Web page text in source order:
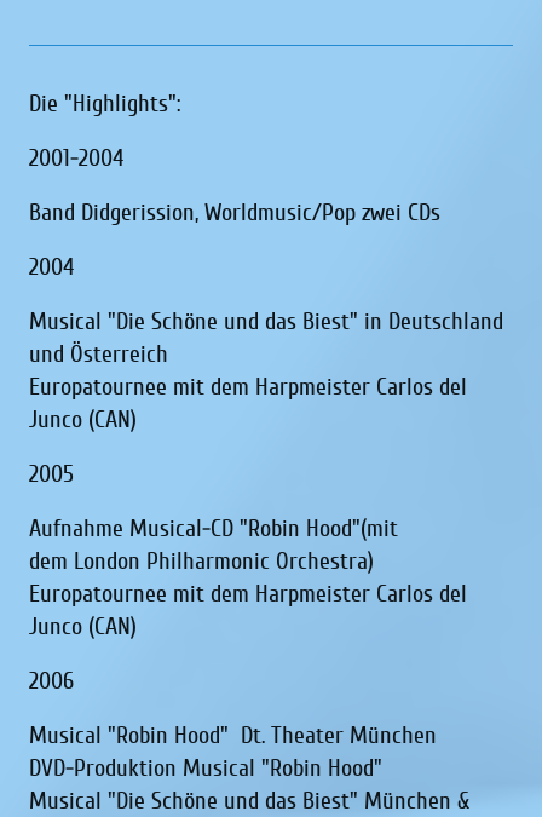
Die "Highlights":
2001-2004
Band Didgerission, Worldmusic/Pop zwei CDs
2004
Musical "Die Schöne und das Biest" in Deutschland
und Österreich
Europatournee mit dem Harpmeister Carlos del
Junco (CAN)
2005
Aufnahme Musical-CD "Robin Hood"(mit
dem London Philharmonic Orchestra)
Europatournee mit dem Harpmeister Carlos del
Junco (CAN)
2006
Musical "Robin Hood" Dt. Theater München
DVD-Produktion Musical "Robin Hood"
Musical "Die Schöne und das Biest" München &